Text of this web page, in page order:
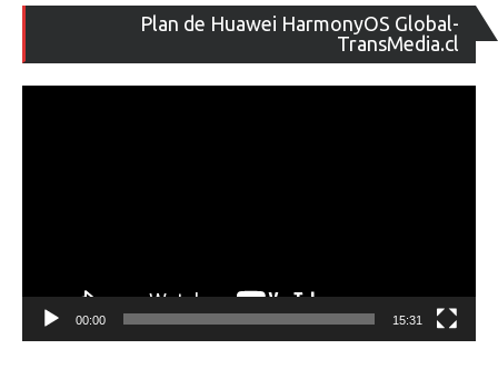
Plan de Huawei HarmonyOS Global-
TransMedia.cl
de
00:00 15:31